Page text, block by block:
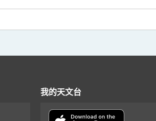
我的天文台